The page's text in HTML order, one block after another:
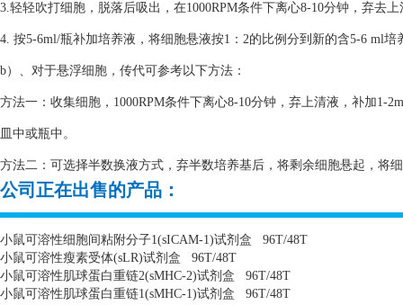
3.轻轻吹打细胞，脱落后吸出，在1000RPM条件下离心8-10分钟，弃去
4. 按5-6ml/瓶补加培养液，将细胞悬液按1：2的比例分到新的含5-6 ml培
b）、对于悬浮细胞，传代可参考以下方法：
方法一：收集细胞，1000RPM条件下离心8-10分钟，弃上清液，补加1-
皿中或瓶中。
方法二：可选择半数换液方式，弃半数培养基后，将剩余细胞悬起，将
公司正在出售的产品：
小鼠可溶性细胞间粘附分子1(sICAM-1)试剂盒
96T/48T
小鼠可溶性瘦素受体(sLR)试剂盒
96T/48T
小鼠可溶性肌球蛋白重链2(sMHC-2)试剂盒
96T/48T
小鼠可溶性肌球蛋白重链1(sMHC-1)试剂盒 96T/48T